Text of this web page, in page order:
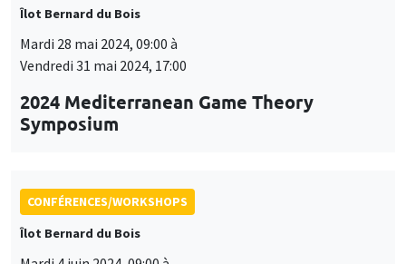
Îlot Bernard du Bois
Mardi 28 mai 2024, 09:00 à
Vendredi 31 mai 2024, 17:00
2024 Mediterranean Game Theory
Symposium
CONFÉRENCES/WORKSHOPS
Îlot Bernard du Bois